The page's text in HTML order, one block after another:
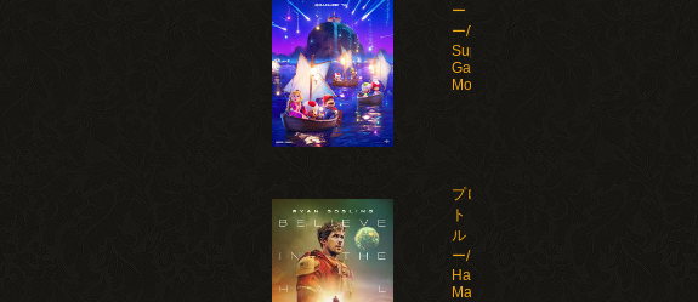
ー・ムービ
ー/The
Super Mario
Galaxy
Movie(2026)
プロジェク
ト・ヘイ
ル・メアリ
ー/Project
Hail
Mary(2026)